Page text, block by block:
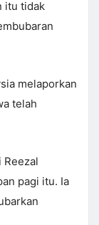
itu tidak
melaporkan
telah
Reezal
pagi itu. Ia